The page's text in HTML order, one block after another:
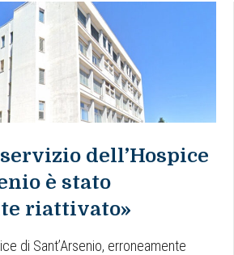
dell’Hospice
è stato
riattivato»
di Sant’Arsenio, erroneamente